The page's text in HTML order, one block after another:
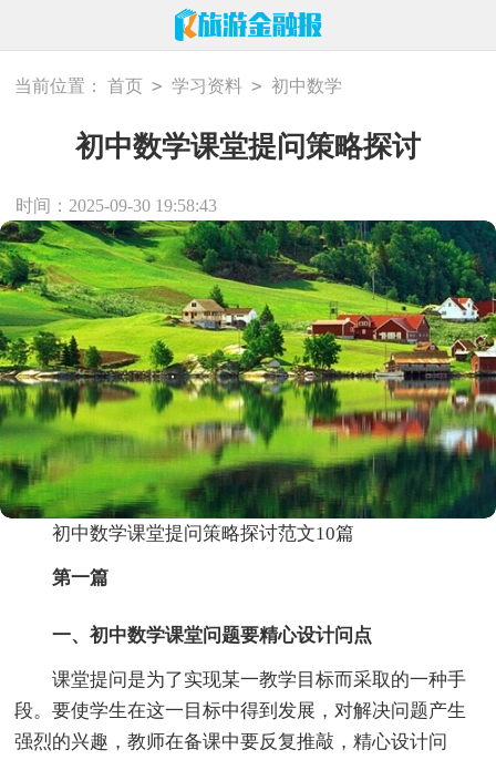
当前位置： 首页 > 学习资料 > 初中数学
初中数学课堂提问策略探讨
时间：2025-09-30 19:58:43
初中数学课堂提问策略探讨范文10篇
第一篇
一、初中数学课堂问题要精心设计问点
课堂提问是为了实现某一教学目标而采取的一种手
段。要使学生在这一目标中得到发展，对解决问题产生
强烈的兴趣，教师在备课中要反复推敲，精心设计问